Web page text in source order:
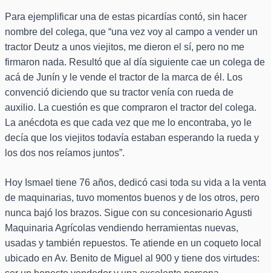
Para ejemplificar una de estas picardías contó, sin hacer
nombre del colega, que “una vez voy al campo a vender un
tractor Deutz a unos viejitos, me dieron el sí, pero no me
firmaron nada. Resultó que al día siguiente cae un colega de
acá de Junín y le vende el tractor de la marca de él. Los
convenció diciendo que su tractor venía con rueda de
auxilio. La cuestión es que compraron el tractor del colega.
La anécdota es que cada vez que me lo encontraba, yo le
decía que los viejitos todavía estaban esperando la rueda y
los dos nos reíamos juntos”.
Hoy Ismael tiene 76 años, dedicó casi toda su vida a la venta
de maquinarias, tuvo momentos buenos y de los otros, pero
nunca bajó los brazos. Sigue con su concesionario Agusti
Maquinaria Agrícolas vendiendo herramientas nuevas,
usadas y también repuestos. Te atiende en un coqueto local
ubicado en Av. Benito de Miguel al 900 y tiene dos virtudes: